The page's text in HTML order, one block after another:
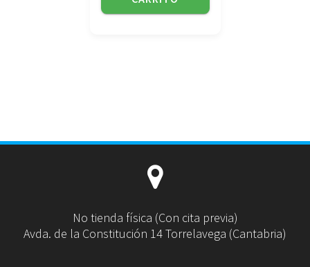
No tienda física (Con cita previa)
Avda. de la Constitución 14 Torrelavega (Cantabria)